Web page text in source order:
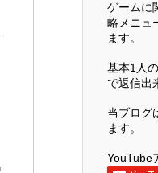
ゲームに
略メニュ
ます。
基本1人
で返信出
当ブログ
ます。
YouTube